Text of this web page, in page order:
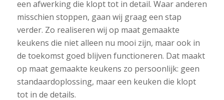
een afwerking die klopt tot in detail. Waar anderen
misschien stoppen, gaan wij graag een stap
verder. Zo realiseren wij op maat gemaakte
keukens die niet alleen nu mooi zijn, maar ook in
de toekomst goed blijven functioneren. Dat maakt
op maat gemaakte keukens zo persoonlijk: geen
standaardoplossing, maar een keuken die klopt
tot in de details.